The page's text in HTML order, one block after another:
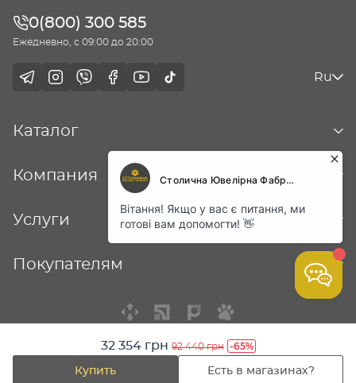
32 354 грн 92 440 грн -65%
Купить Есть в магазинах?
0(800) 300 585
Ежедневно, с 09:00 до 20:00
Ru
Каталог
Компания
Услуги
Покупателям
© Столичная ювелирная фабрика - 2026